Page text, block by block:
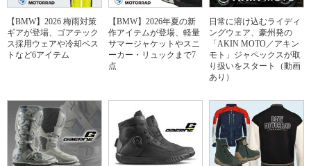
【BMW】2026 梅雨対策
ギアが登場、ゴアテック
ス採用ウェアや冷却ベス
トなど6アイテム
【BMW】2026年夏の新
作アイテムが登場、軽量
サマージャケットやスニ
ーカー・リュックまで7
点
日常に溶け込むライディ
ングウェア、豪州発の
「AKIN MOTO／アキン
モト」ジャペックスが取
り扱いをスタート（動画
あり）